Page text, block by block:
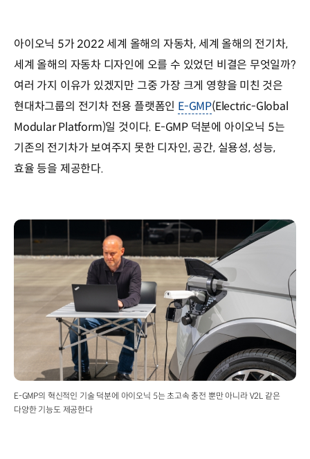
아이오닉 5가 2022 세계 올해의 자동차, 세계 올해의 전기차,
세계 올해의 자동차 디자인에 오를 수 있었던 비결은 무엇일까?
여러 가지 이유가 있겠지만 그중 가장 크게 영향을 미친 것은
현대차그룹의 전기차 전용 플랫폼인 E-GMP(Electric-Global
Modular Platform)일 것이다. E-GMP 덕분에 아이오닉 5는
기존의 전기차가 보여주지 못한 디자인, 공간, 실용성, 성능,
효율 등을 제공한다.
E-GMP의 혁신적인 기술 덕분에 아이오닉 5는 초고속 충전 뿐만 아니라 V2L 같은
다양한 기능도 제공한다